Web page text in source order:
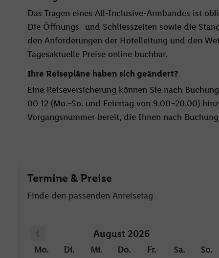
Das Tragen eines All-Inclusive-Armbandes ist
Die Öffnungs- und Schliesszeiten sowie die
den Anforderungen der Hotelleitung und den
Tagesaktuelle Preise online buchbar.
Ihre Reisepläne haben sich geändert?
Eine Reiseversicherung können Sie nach
00 12 (Mo.–So. und Feiertag von 9.00–20.00)
Vorgangsnummer bereit, die Ihnen nach
Termine & Preise
Finde den passenden Anreisetag
August 2026
Mo. Di. Mi. Do. Fr. Sa. So.